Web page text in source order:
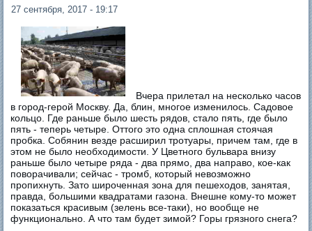
27 сентября, 2017 - 19:17
Вчера прилетал на несколько часов
в город-герой Москву. Да, блин, многое изменилось. Садовое
кольцо. Где раньше было шесть рядов, стало пять, где было
пять - теперь четыре. Оттого это одна сплошная стоячая
пробка. Собянин везде расширил тротуары, причем там, где в
этом не было необходимости. У Цветного бульвара внизу
раньше было четыре ряда - два прямо, два направо, кое-как
поворачивали; сейчас - тромб, который невозможно
пропихнуть. Зато широченная зона для пешеходов, занятая,
правда, большими квадратами газона. Внешне кому-то может
показаться красивым (зелень все-таки), но вообще не
функционально. А что там будет зимой? Горы грязного снега?